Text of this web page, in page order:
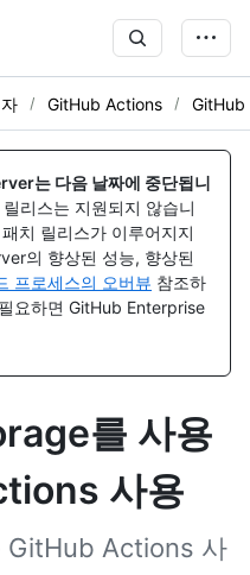
GitHub Actions GitHub
는 다음 날짜에 중단됩니
리스는 지원되지 않습니
치 릴리스가 이루어지지
의 향상된 성능, 향상된
프로세스의 오버뷰 참조하
요하면 GitHub Enterprise
를 사용
사용
GitHub Actions 사